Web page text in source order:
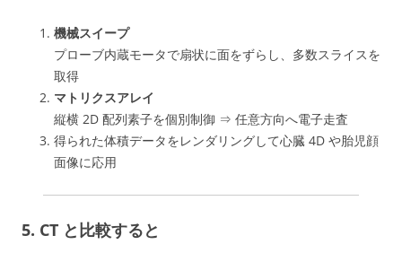
機械スイープ
プローブ内蔵モータで扇状に面をずらし、多数スライスを
取得
マトリクスアレイ
縦横 2D 配列素子を個別制御 ⇒ 任意方向へ電子走査
得られた体積データをレンダリングして心臓 4D や胎児顔
面像に応用
5. CT と比較すると